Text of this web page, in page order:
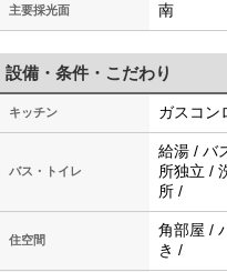
主要採光面 南
設備・条件・こだわり
キッチン ガスコン
バス・トイレ
給湯 / バ
所独立 /
所 /
住空間
角部屋 /
き /